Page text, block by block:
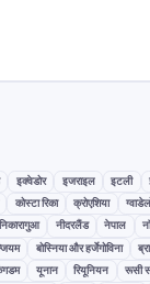
इक्वेडोर इजराइल इटली
कोस्टा रिका क्रोएशिया
निकारागुआ नीदरलैंड नेपाल
बोस्निया और हर्जेगोविना
यूनान रियूनियन रूसी